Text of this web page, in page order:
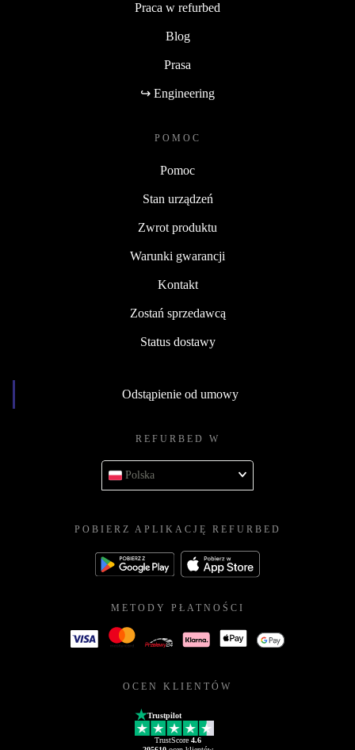
Praca w refurbed
Blog
Prasa
↪ Engineering
POMOC
Pomoc
Stan urządzeń
Zwrot produktu
Warunki gwarancji
Kontakt
Zostań sprzedawcą
Status dostawy
Odstąpienie od umowy
REFURBED W
Polska
POBIERZ APLIKACJĘ REFURBED
METODY PŁATNOŚCI
OCEN KLIENTÓW
Trustpilot
TrustScore 4.6